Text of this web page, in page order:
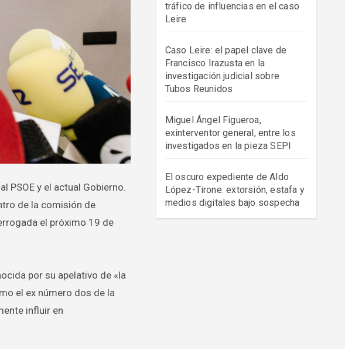
de la comisión de
el próximo 19 de
por su apelativo de «la
el ex número dos de la
influir en
tráfico de influencias en el caso
Leire
Caso Leire: el papel clave de
Francisco Irazusta en la
investigación judicial sobre
Tubos Reunidos
Miguel Ángel Figueroa,
exinterventor general, entre los
investigados en la pieza SEPI
El oscuro expediente de Aldo
López-Tirone: extorsión, estafa y
medios digitales bajo sospecha